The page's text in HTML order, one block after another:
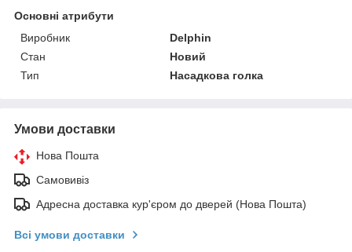
Основні атрибути
Виробник
Delphin
Стан
Новий
Тип
Насадкова голка
Умови доставки
Нова Пошта
Самовивіз
Адресна доставка кур'єром до дверей (Нова Пошта)
Всі умови доставки